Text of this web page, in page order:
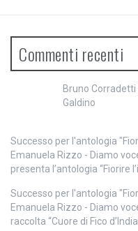
Commenti recenti
Bruno Corradetti
Galdino
Successo per l'antologia
Emanuela Rizzo - Diamo
presenta l’antologia “Fiorire
Successo per l'antologia
Emanuela Rizzo - Diamo
raccolta “Cuore di Fico